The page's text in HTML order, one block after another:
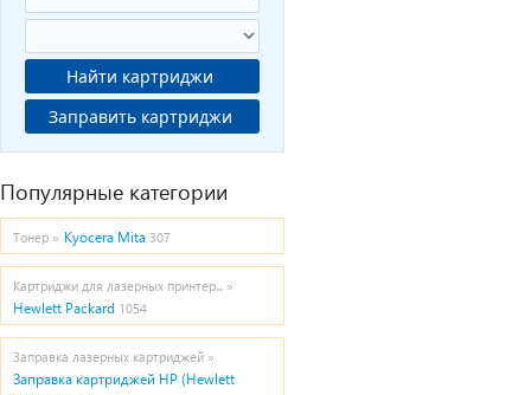
Найти картриджи
Заправить картриджи
Популярные категории
Тонер » Kyocera Mita 307
Картриджи для лазерных принтер... »
Hewlett Packard 1054
Заправка лазерных картриджей »
Заправка картриджей HP (Hewlett